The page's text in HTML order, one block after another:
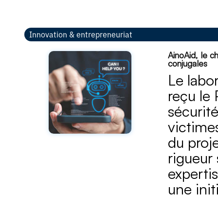
Innovation & entrepreneuriat
AinoAid, le
conjugales
Le
reçu le
du
une